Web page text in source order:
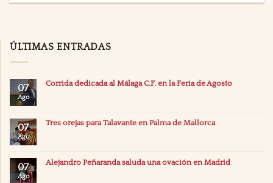
ÚLTIMAS ENTRADAS
07
Ago
Corrida dedicada al Málaga C.F. en la Feria de Agosto
07
Ago
Tres orejas para Talavante en Palma de Mallorca
07
Ago
Alejandro Peñaranda saluda una ovación en Madrid